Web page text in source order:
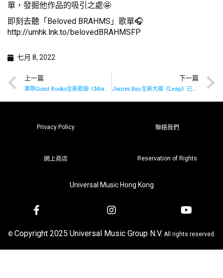
單，發掘他作品的吸引之處🤩
即刻去聽「Beloved BRAHMS」歌單🎧
http://umhk.lnk.to/belovedBRAHMSFP
七月 8, 2022
上一篇
樂隊Giant Rooks全新歌曲《Morning Blue》已推出
下一篇
James Bay全新大碟《Leap》已推出
Privacy Policy 聯絡我們
網上商店 Reservation of Rights
Universal Music Hong Kong
© Copyright 2025 Universal Music Group N.V. All rights reserved.